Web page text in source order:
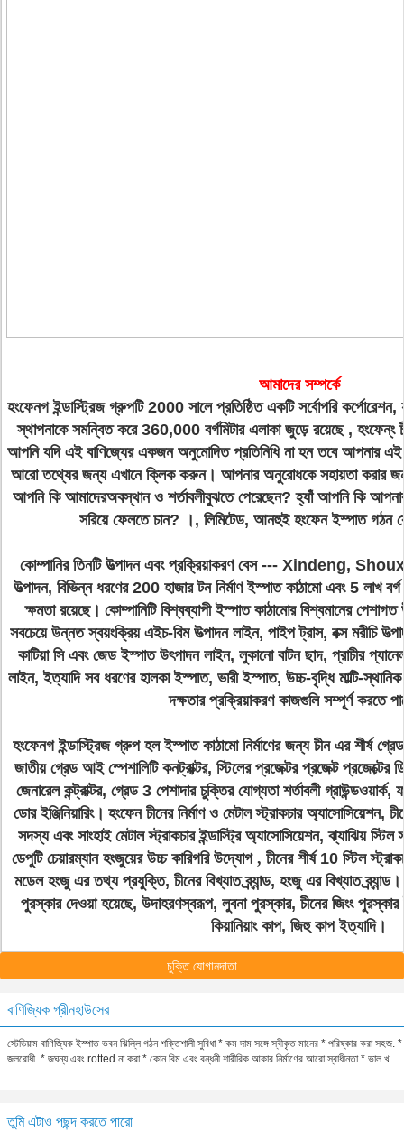
আমাদের সম্পর্কে
হংফেনগ ইন্ডাস্ট্রিজ গ্রুপটি 2000 সালে প্রতিষ্ঠিত একটি সর্বোপরি কর্পোরেশন,
স্থাপনাকে সমন্বিত করে 360,000 বর্গমিটার এলাকা জুড়ে রয়েছে , হংফেন্ং
আপনি যদি এই বাণিজ্যের একজন অনুমোদিত প্রতিনিধি না হন তবে আপনার
আরো তথ্যের জন্য এখানে ক্লিক করুন। আপনার অনুরোধকে সহায়তা করার
আপনি কি আমাদেরঅবস্থান ও শর্তাবলীবুঝতে পেরেছেন? হ্যাঁ আপনি কি
সরিয়ে ফেলতে চান? ।, লিমিটেড, আনহুই হংফেন ইস্পাত গঠন
কোম্পানির তিনটি উত্পাদন এবং প্রক্রিয়াকরণ বেস --- Xindeng,
উত্পাদন, বিভিন্ন ধরণের 200 হাজার টন নির্মাণ ইস্পাত কাঠামো এবং 5 লাখ
ক্ষমতা রয়েছে। কোম্পানিটি বিশ্বব্যাপী ইস্পাত কাঠামোর বিশ্বমানের
সবচেয়ে উন্নত স্বয়ংক্রিয় এইচ-বিম উত্পাদন লাইন, পাইপ ট্রাস, বক্স মরীচি
কাটিয়া সি এবং জেড ইস্পাত উৎপাদন লাইন, লুকানো বাটন ছাদ, প্রাচীর
লাইন, ইত্যাদি সব ধরণের হালকা ইস্পাত, ভারী ইস্পাত, উচ্চ-বৃদ্ধি মাল্টি-
দক্ষতার প্রক্রিয়াকরণ কাজগুলি সম্পূর্ণ করতে
হংফেনগ ইন্ডাস্ট্রিজ গ্রুপ হল ইস্পাত কাঠামো নির্মাণের জন্য চীন এর শীর্ষ
জাতীয় গ্রেড আই স্পেশালিটি কনট্রাক্টর, স্টিলের প্রজেক্টর প্রজেক্ট প্রজেক্টের
জেনারেল কন্ট্রাক্টর, গ্রেড 3 পেশাদার চুক্তির যোগ্যতা শর্তাবলী
ডোর ইঞ্জিনিয়ারিং। হংফেন চীনের নির্মাণ ও মেটাল স্ট্রাকচার অ্যাসোসিয়েশন,
সদস্য এবং সাংহাই মেটাল স্ট্রাকচার ইন্ডাস্ট্রি অ্যাসোসিয়েশন, ঝ্যাঝিয় স্টিল
ডেপুটি চেয়ারম্যান হংজুয়ের উচ্চ কারিগরি উদ্যোগ , চীনের শীর্ষ 10 স্টিল
মডেল হংজু এর তথ্য প্রযুক্তি, চীনের বিখ্যাত ব্র্যান্ড, হংজু এর বিখ্যাত ব্র্যান্ড।
পুরস্কার দেওয়া হয়েছে, উদাহরণস্বরূপ, লুবনা পুরস্কার, চীনের জিংং পুরস্কার
কিয়ানিয়াং কাপ, জিহু কাপ ইত্যাদি।
চুক্তি যোগানদাতা
বাণিজ্যিক গ্রীনহাউসের
স্টেডিয়াম বাণিজ্যিক ইস্পাত ভবন ঝিল্লি গঠন শক্তিশালী সুবিধা * কম দাম সঙ্গে স্বীকৃত মানের * পরিষ্কার করা সহজ. *
জলরোধী. * জঘন্য এবং rotted না করা * কোন বিম এবং বন্ধনী শারীরিক আকার নির্মাণের আরো স্বাধীনতা * ভাল খ...
তুমি এটাও পছন্দ করতে পারো